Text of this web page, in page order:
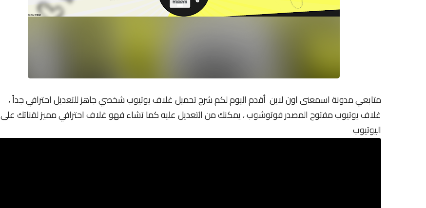
متابعي مدونة اسمعنى اون لاين أقدم اليوم لكم شرح تحميل غلاف يوتيوب شخصي جاهز للتعديل احترافي جداً ،
غلاف يوتيوب مفتوح المصدر فوتوشوب ، يمكنك من التعديل عليه كما تشاء فهو غلاف احترافي مميز لقناتك على
اليوتيوب